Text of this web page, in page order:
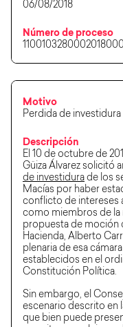
06/08/2018
Número de proceso
Motivo
Perdida de
Descripción
El 10 de octubre de
Güiza Álvarez solicitó
de investidura de los
Macías por haber
conflicto de intereses
como miembros de la
propuesta de moción
Hacienda, Alberto
plenaria de esa
establecidos en el
Constitución Política.
Sin embargo, el
escenario descrito en
que bien puede